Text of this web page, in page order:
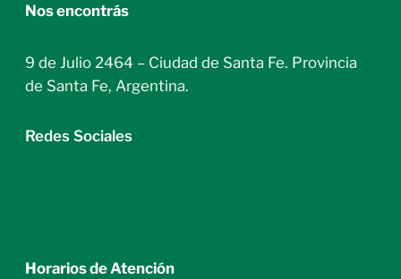
Nos encontrás
9 de Julio 2464 – Ciudad de Santa Fe. Provincia
de Santa Fe, Argentina.
Redes Sociales
Horarios de Atención